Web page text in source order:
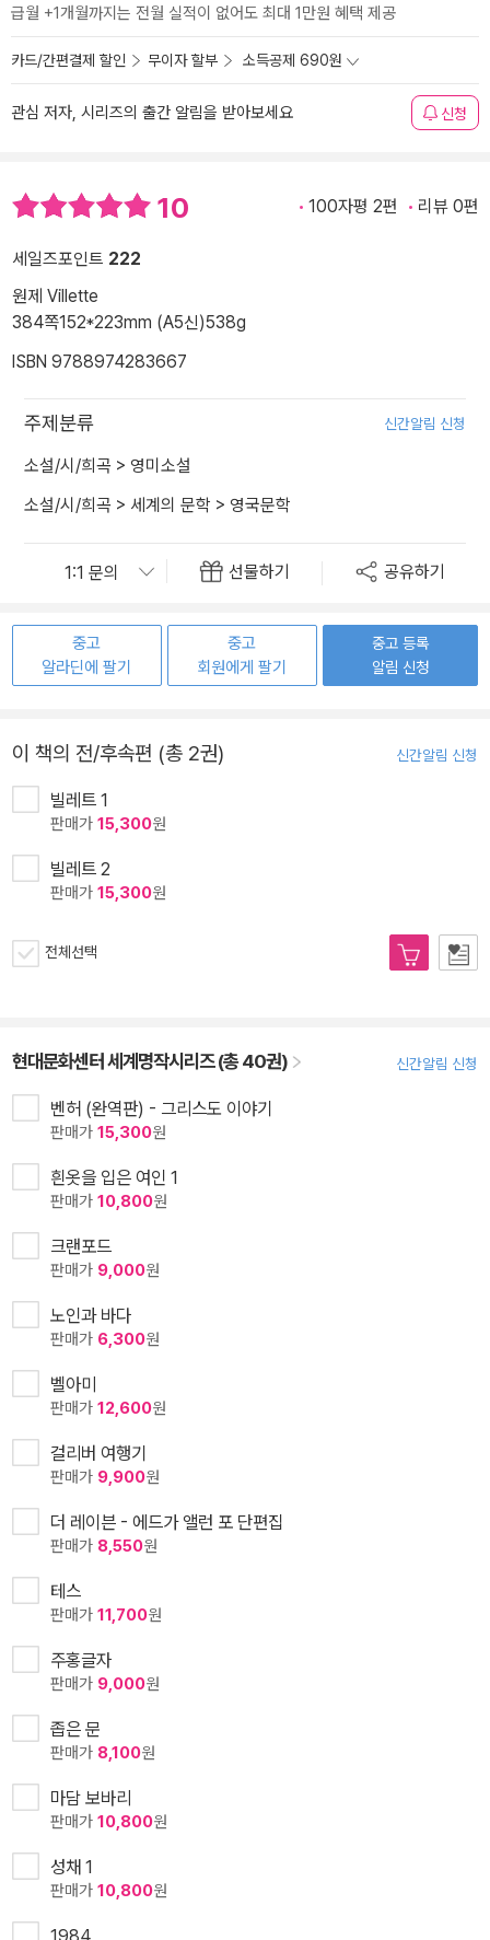
급월 +1개월까지는 전월 실적이 없어도 최대 1만원 혜택 제공
카드/간편결제 할인 무이자 할부 소득공제 690원
관심 저자, 시리즈의 출간 알림을 받아보세요 신청
10 100자평 2편 리뷰 0편
세일즈포인트 222
원제 Villette
384쪽152*223mm (A5신)538g
ISBN 9788974283667
주제분류 신간알림 신청
소설/시/희곡 > 영미소설
소설/시/희곡 > 세계의 문학 > 영국문학
선물하기 공유하기
중고
알라딘에 팔기
중고
회원에게 팔기
중고 등록
알림 신청
이 책의 전/후속편 (총 2권) 신간알림 신청
빌레트 1
판매가 15,300원
빌레트 2
판매가 15,300원
전체선택
현대문화센터 세계명작시리즈 (총 40권) 신간알림 신청
벤허 (완역판) - 그리스도 이야기
판매가 15,300원
흰옷을 입은 여인 1
판매가 10,800원
크랜포드
판매가 9,000원
노인과 바다
판매가 6,300원
벨아미
판매가 12,600원
걸리버 여행기
판매가 9,900원
더 레이븐 - 에드가 앨런 포 단편집
판매가 8,550원
테스
판매가 11,700원
주홍글자
판매가 9,000원
좁은 문
판매가 8,100원
마담 보바리
판매가 10,800원
성채 1
판매가 10,800원